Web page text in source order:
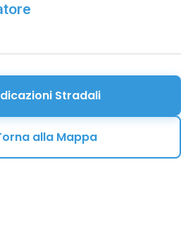
Stradali
alla Mappa